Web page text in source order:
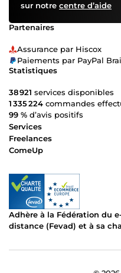
sur notre centre d’aide
Partenaires
Assurance par Hiscox
Paiements par PayPal
Statistiques
38 921 services disponibles
1 335 224 commandes
99 % d’avis positifs
Services
Freelances
ComeUp
Adhère à la Fédération du
distance (Fevad) et à sa